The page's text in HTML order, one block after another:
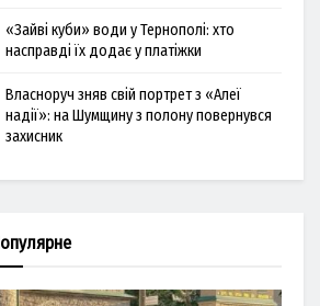
«Зайві куби» води у Тернополі: хто
насправді їх додає у платіжки
Власноруч зняв свій портрет з «Алеї
надії»: на Шумщину з полону повернувся
захисник